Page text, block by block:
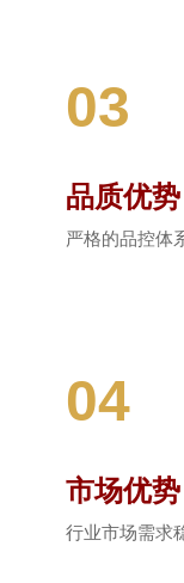
03
品质优势
严格的品控体
04
市场优势
行业市场需求